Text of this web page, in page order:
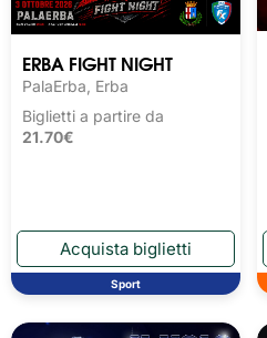
ERBA FIGHT NIGHT
PalaErba, Erba
Biglietti a partire da
21.70€
Sport